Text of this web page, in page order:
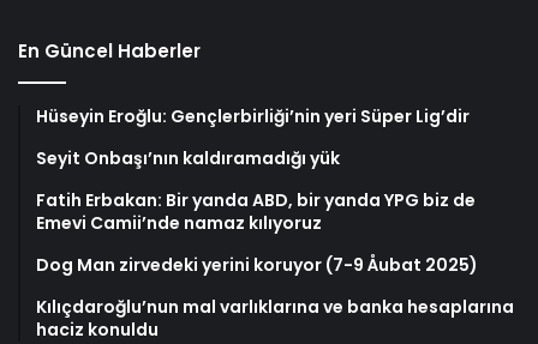
En Güncel Haberler
Hüseyin Eroğlu: Gençlerbirliği’nin yeri Süper Lig’dir
Seyit Onbaşı’nın kaldıramadığı yük
Fatih Erbakan: Bir yanda ABD, bir yanda YPG biz de
Emevi Camii’nde namaz kılıyoruz
Dog Man zirvedeki yerini koruyor (7-9 Åubat 2025)
Kılıçdaroğlu’nun mal varlıklarına ve banka hesaplarına
haciz konuldu